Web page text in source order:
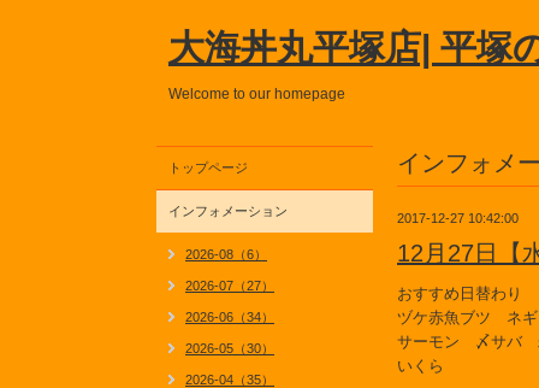
大海丼丸平塚店| 平塚
Welcome to our homepage
インフォメ
2017-12-27 10:42:00
12月27日【
おすすめ日替わり
ヅケ赤魚ブツ ネ
サーモン 〆サバ
いくら
トップページ
インフォメーション
2026-08（6）
2026-07（27）
2026-06（34）
2026-05（30）
2026-04（35）